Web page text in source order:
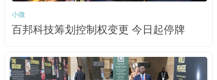
小微
百邦科技筹划控制权变更 今日起停牌